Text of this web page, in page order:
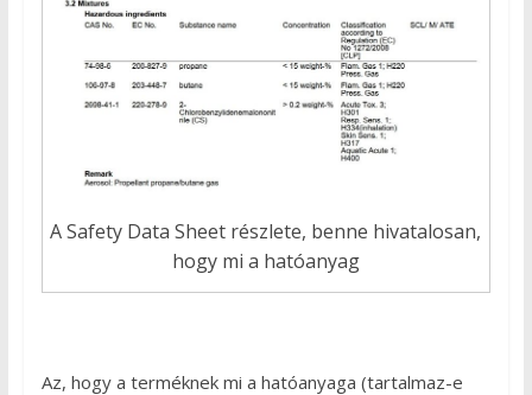
A Safety Data Sheet részlete, benne hivatalosan,
hogy mi a hatóanyag
Az, hogy a terméknek mi a hatóanyaga (tartalmaz-e